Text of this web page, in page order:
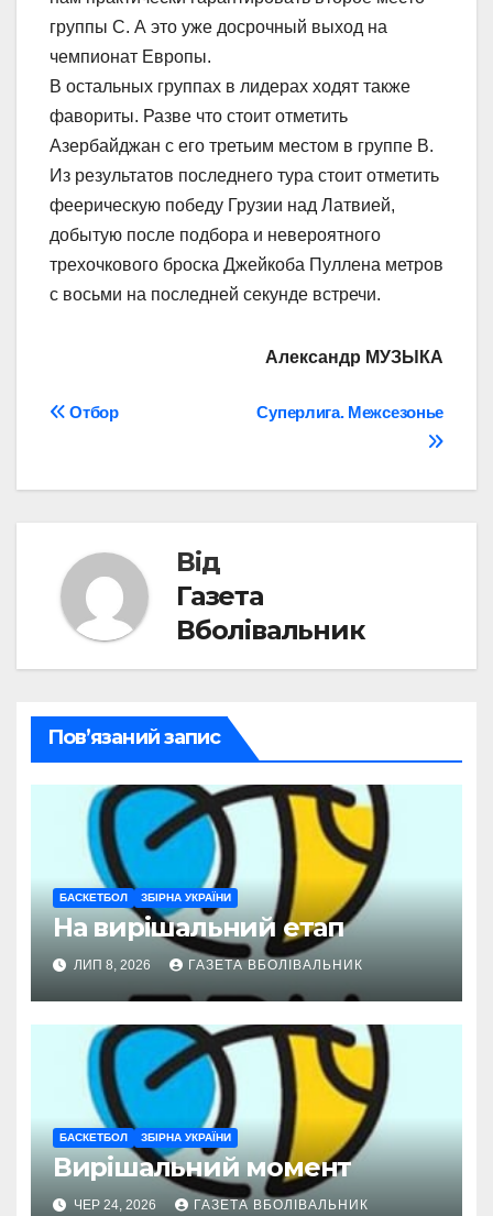
группы С. А это уже досрочный выход на
чемпионат Европы.
В остальных группах в лидерах ходят также
фавориты. Разве что стоит отметить
Азербайджан с его третьим местом в группе В.
Из результатов последнего тура стоит отметить
феерическую победу Грузии над Латвией,
добытую после подбора и невероятного
трехочкового броска Джейкоба Пуллена метров
с восьми на последней секунде встречи.
Александр МУЗЫКА
Навігація
Суперлига. Межсезонье
Отбор
Від
Газета
Вболівальник
Пов’язаний запис
БАСКЕТБОЛ ЗБІРНА УКРАЇНИ
На вирішальний етап
ЛИП 8, 2026 ГАЗЕТА ВБОЛІВАЛЬНИК
БАСКЕТБОЛ ЗБІРНА УКРАЇНИ
Вирішальний момент
ЧЕР 24, 2026 ГАЗЕТА ВБОЛІВАЛЬНИК